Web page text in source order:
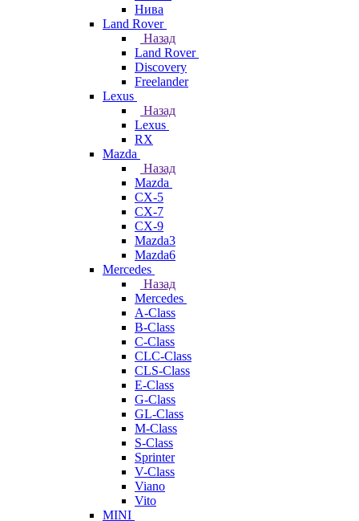
Нива
Land Rover
Назад
Land Rover
Discovery
Freelander
Lexus
Назад
Lexus
RX
Mazda
Назад
Mazda
CX-5
CX-7
CX-9
Mazda3
Mazda6
Mercedes
Назад
Mercedes
A-Class
B-Class
C-Class
CLC-Class
CLS-Class
E-Class
G-Class
GL-Class
M-Class
S-Class
Sprinter
V-Class
Viano
Vito
MINI